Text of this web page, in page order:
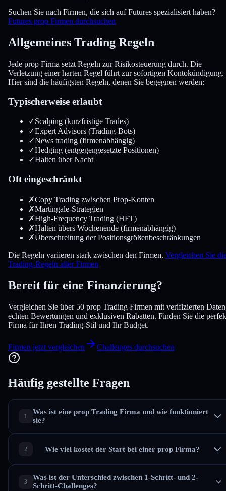
Suchen Sie nach Firmen, die sich auf Futures spezialisiert haben?
Futures prop Firmen durchsuchen
Allgemeines Trading Regeln
Jede prop Firma setzt Regeln zur Risikosteuerung durch. Die
Verletzung einer harten Regel führt zur sofortigen Kontokündigung.
Hier sind die häufigsten Regeln, denen Sie begegnen werden:
Typischerweise erlaubt
✓Scalping (kurzfristige Trades)
✓Expert Advisors (Trading-Bots)
✓News trading (firmenabhängig)
✓Hedging (entgegengesetzte Positionen)
✓Halten über Nacht
Oft eingeschränkt
✗Copy Trading zwischen Prop-Konten
✗Martingale-Strategien
✗High-Frequency Trading (HFT)
✗Halten übers Wochenende (firmenabhängig)
✗Überschreitung der Positionsgrößenbeschränkungen
Die Regeln variieren stark zwischen den Firmen. Vergleichen Sie
Trading-Regeln aller Firmen
Bereit für eine Finanzierung?
Vergleichen Sie über 50 prop Trading Firmen mit verifizierten
echten Bewertungen und exklusiven Rabatten. Finden Sie die
Firma für Ihren Trading-Stil und Ihr Budget.
Firmen jetzt vergleichen Challenges durchsuchen
Häufig gestellte Fragen
Was ist eine prop Trading Firma und wie funktioniert
sie?
Wie viel kostet der Start bei einer prop Firma?
Was ist der Unterschied zwischen 1-Schritt- und 2-
Schritt-Challenges?